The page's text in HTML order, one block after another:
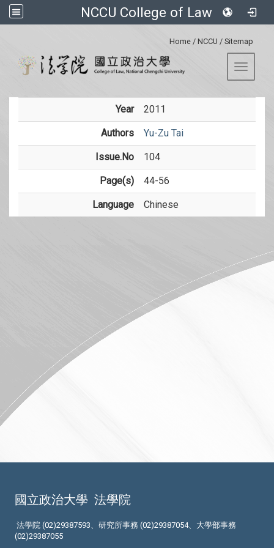
NCCU College of Law
Home / NCCU / Sitemap
Toggle
Year 2011
Authors Yu-Zu Tai
Issue.No 104
Page(s) 44-56
Language Chinese
國立政治大學 法學院
法學院 (02)29387593、研究所事務 (02)29387054、大學部事務
(02)29387055